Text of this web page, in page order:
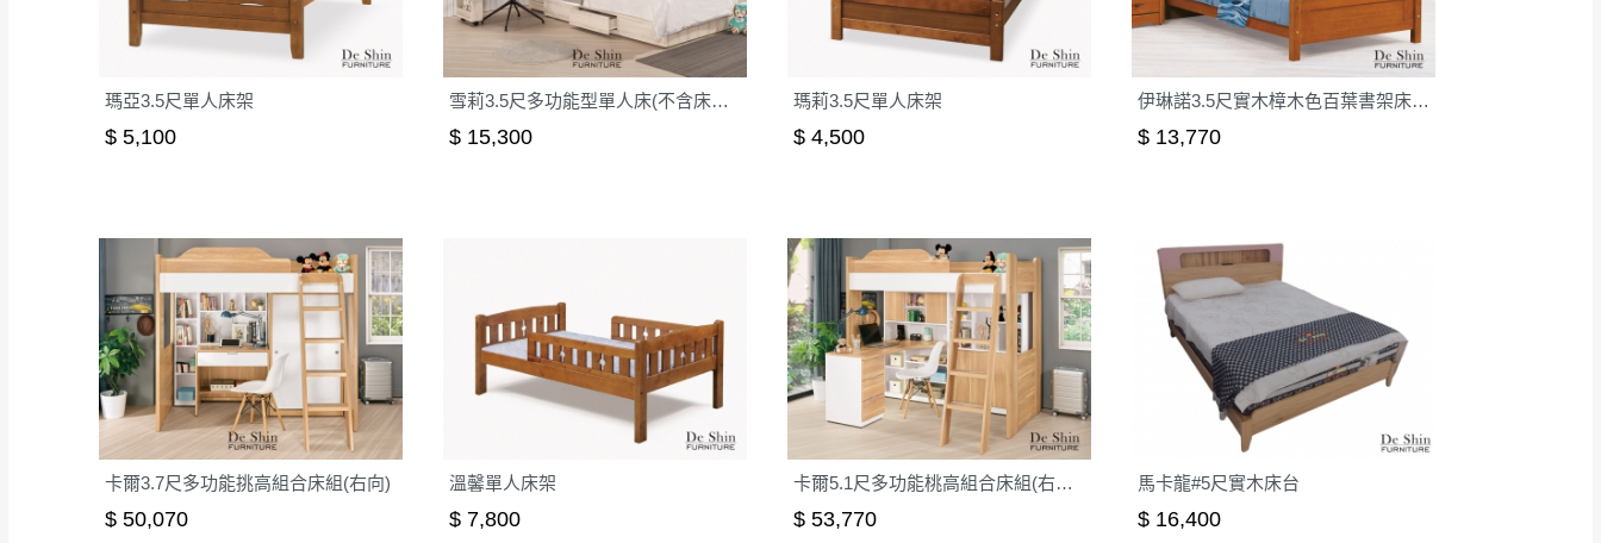
瑪亞3.5尺單人床架
$ 5,100
雪莉3.5尺多功能型單人床(不含床墊)│床架
$ 15,300
瑪莉3.5尺單人床架
$ 4,500
伊琳諾3.5尺實木樟木色百葉書架床│床架
$ 13,770
卡爾3.7尺多功能挑高組合床組(右向)
$ 50,070
溫馨單人床架
$ 7,800
卡爾5.1尺多功能桃高組合床組(右向)│床架
$ 53,770
馬卡龍#5尺實木床台
$ 16,400